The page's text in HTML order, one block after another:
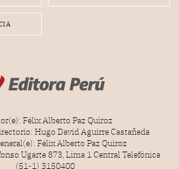
Félix Alberto Paz Quiroz
Hugo David Aguirre Castañeda
Félix Alberto Paz Quiroz
Ugarte 873, Lima 1 Central Telefónica
(51-1) 3150400